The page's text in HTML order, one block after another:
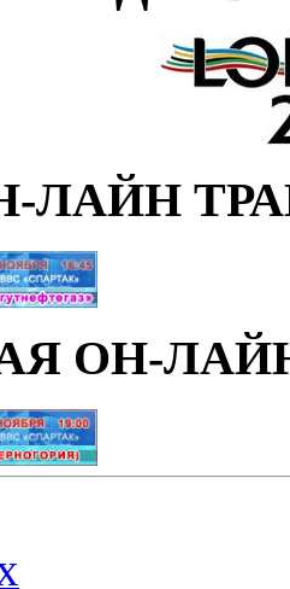
ЛАЙН
ОН-